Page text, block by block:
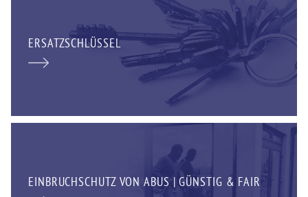
ERSATZSCHLÜSSEL
EINBRUCHSCHUTZ VON ABUS | GÜNSTIG & FAIR